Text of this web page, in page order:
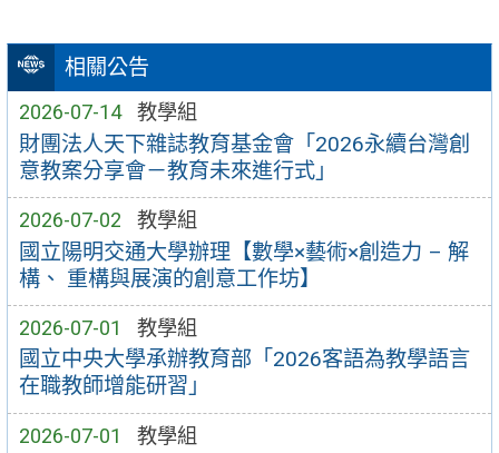
相關公告
2026-07-14 教學組
財團法人天下雜誌教育基金會「2026永續台灣創
意教案分享會－教育未來進行式」
2026-07-02 教學組
國立陽明交通大學辦理【數學×藝術×創造力 – 解
構、 重構與展演的創意工作坊】
2026-07-01 教學組
國立中央大學承辦教育部「2026客語為教學語言
在職教師增能研習」
2026-07-01 教學組